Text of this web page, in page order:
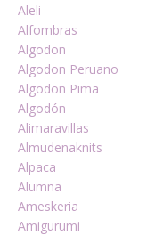
Aleli
Alfombras
Algodon
Algodon Peruano
Algodon Pima
Algodón
Alimaravillas
Almudenaknits
Alpaca
Alumna
Ameskeria
Amigurumi